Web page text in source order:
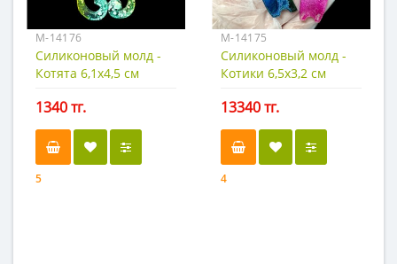
М-14176
Силиконовый молд -
Котята 6,1х4,5 см
1340 тг.
5
М-14175
Силиконовый молд -
Котики 6,5х3,2 см
13340 тг.
4